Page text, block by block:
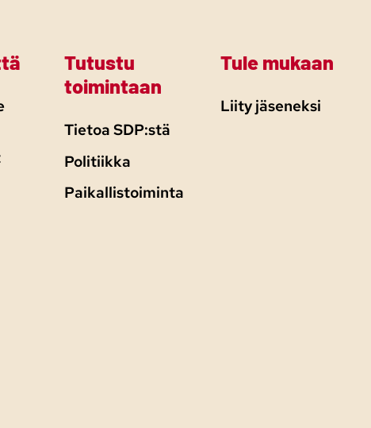
Tutustu
toimintaan
Tietoa SDP:stä
Politiikka
Paikallistoiminta
Tule mukaan
Liity jäseneksi